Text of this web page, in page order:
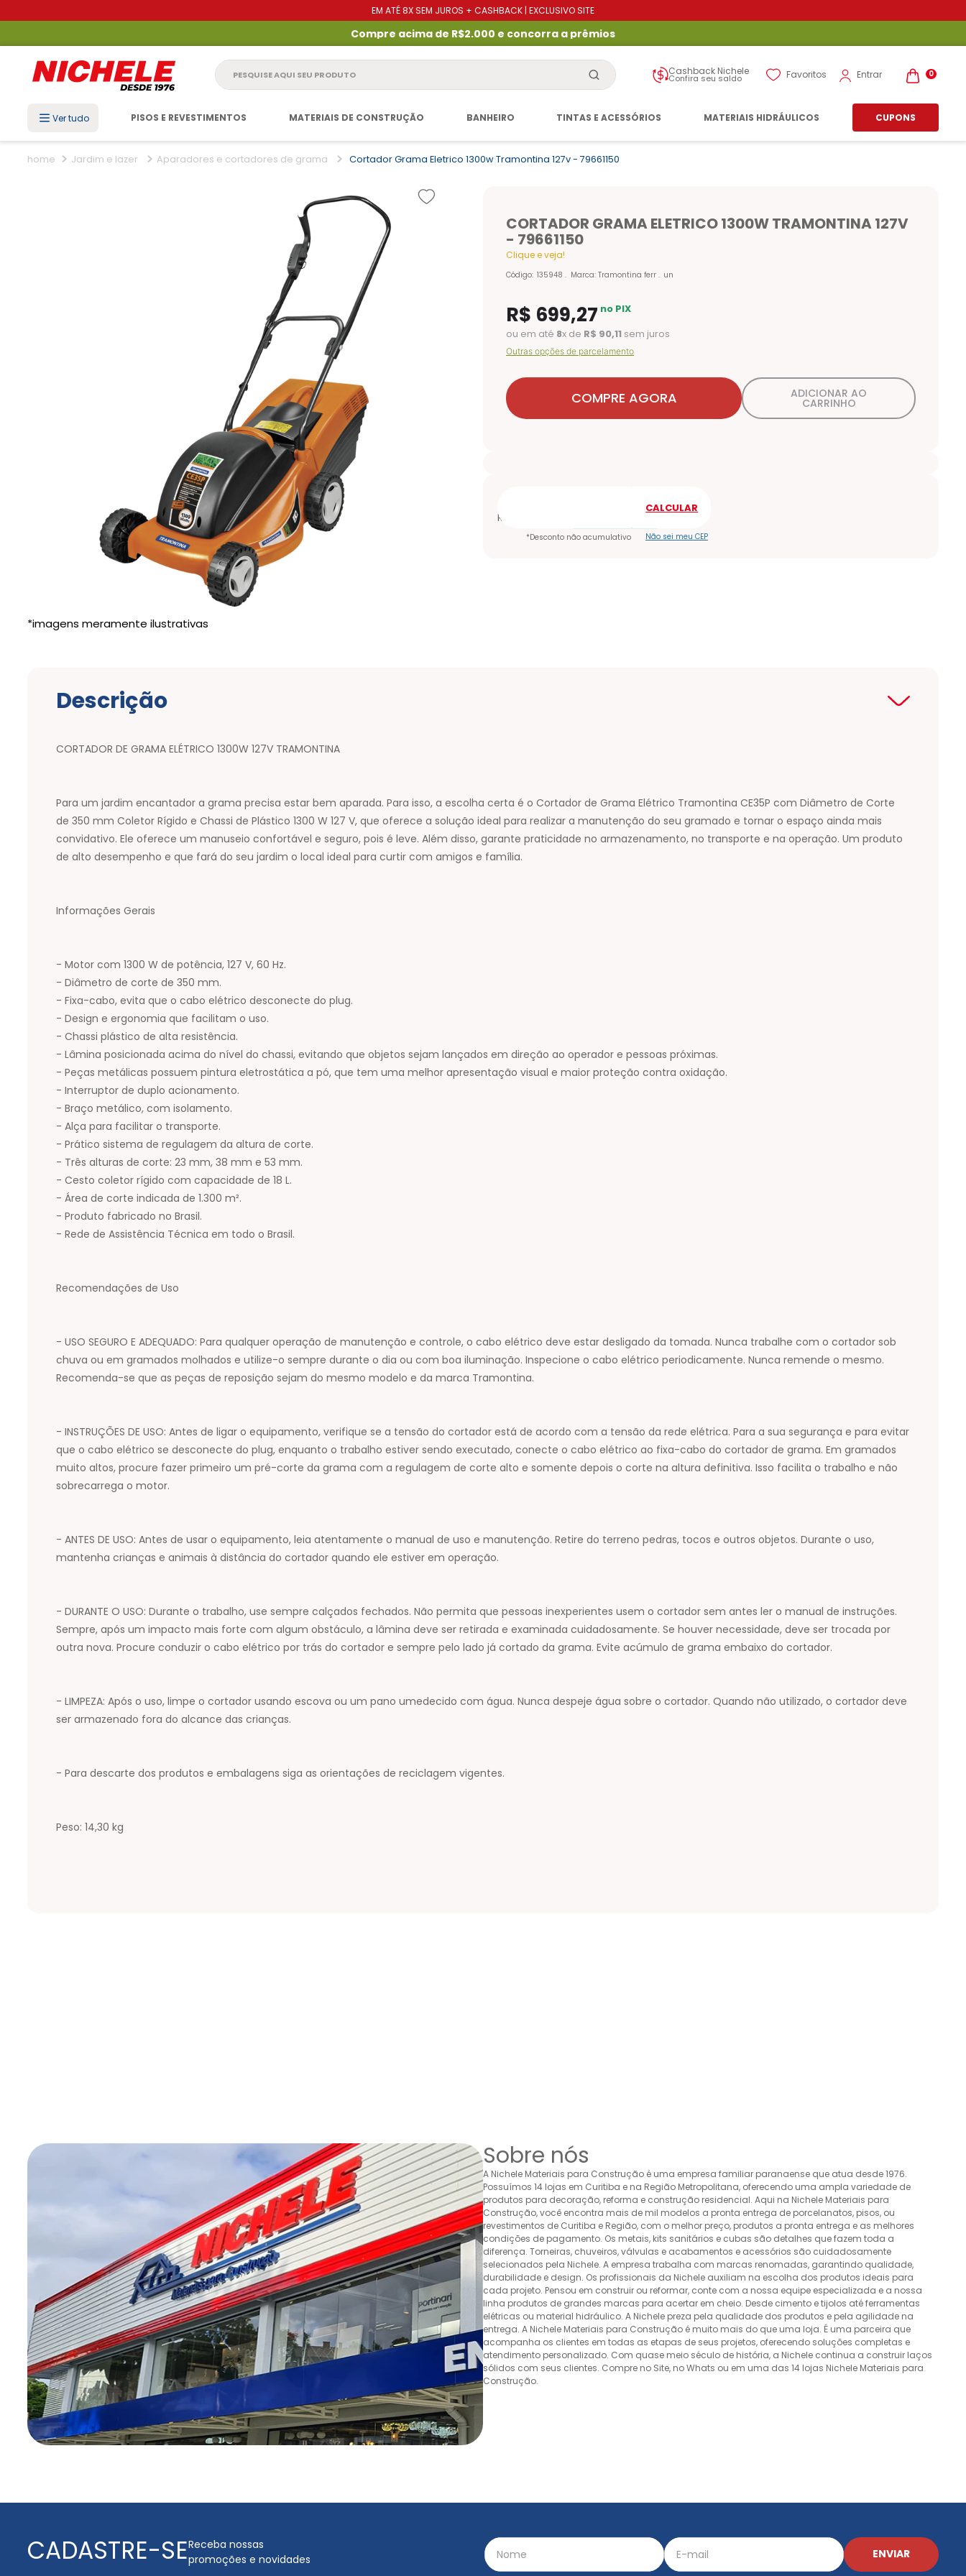
EM ATÉ 8X SEM JUROS + CASHBACK | EXCLUSIVO SITE
Compre acima de R$2.000 e concorra a prêmios
Pesquise aqui seu produto Cashback Nichele
Confira seu saldo Favoritos Entrar 0
Ver tudo PISOS E REVESTIMENTOS MATERIAIS DE CONSTRUÇÃO BANHEIRO TINTAS E ACESSÓRIOS MATERIAIS HIDRÁULICOS CUPONS
Jardim e lazer Aparadores e cortadores de grama Cortador Grama Eletrico 1300w Tramontina 127v - 79661150
CORTADOR GRAMA ELETRICO 1300W TRAMONTINA 127V
- 79661150
Clique e veja!
Código: 135948 Marca: Tramontina ferr un
R$ 699,27 no PIX
ou em até 8x de R$ 90,11 sem juros
Outras opções de parcelamento
COMPRE AGORA ADICIONAR AO
CARRINHO
Não sei meu CEP
Descrição
CORTADOR DE GRAMA ELÉTRICO 1300W 127V TRAMONTINA
Para um jardim encantador a grama precisa estar bem aparada. Para isso, a escolha certa é o Cortador de Grama Elétrico Tramontina CE35P com Diâmetro de Corte
de 350 mm Coletor Rígido e Chassi de Plástico 1300 W 127 V, que oferece a solução ideal para realizar a manutenção do seu gramado e tornar o espaço ainda mais
convidativo. Ele oferece um manuseio confortável e seguro, pois é leve. Além disso, garante praticidade no armazenamento, no transporte e na operação. Um produto
de alto desempenho e que fará do seu jardim o local ideal para curtir com amigos e família.
Informações Gerais
- Motor com 1300 W de potência, 127 V, 60 Hz.
- Diâmetro de corte de 350 mm.
- Fixa-cabo, evita que o cabo elétrico desconecte do plug.
- Design e ergonomia que facilitam o uso.
- Chassi plástico de alta resistência.
- Lâmina posicionada acima do nível do chassi, evitando que objetos sejam lançados em direção ao operador e pessoas próximas.
- Peças metálicas possuem pintura eletrostática a pó, que tem uma melhor apresentação visual e maior proteção contra oxidação.
- Interruptor de duplo acionamento.
- Braço metálico, com isolamento.
- Alça para facilitar o transporte.
- Prático sistema de regulagem da altura de corte.
- Três alturas de corte: 23 mm, 38 mm e 53 mm.
- Cesto coletor rígido com capacidade de 18 L.
- Área de corte indicada de 1.300 m².
- Produto fabricado no Brasil.
- Rede de Assistência Técnica em todo o Brasil.
Recomendações de Uso
- USO SEGURO E ADEQUADO: Para qualquer operação de manutenção e controle, o cabo elétrico deve estar desligado da tomada. Nunca trabalhe com o cortador sob
chuva ou em gramados molhados e utilize-o sempre durante o dia ou com boa iluminação. Inspecione o cabo elétrico periodicamente. Nunca remende o mesmo.
Recomenda-se que as peças de reposição sejam do mesmo modelo e da marca Tramontina.
- INSTRUÇÕES DE USO: Antes de ligar o equipamento, verifique se a tensão do cortador está de acordo com a tensão da rede elétrica. Para a sua segurança e para evitar
que o cabo elétrico se desconecte do plug, enquanto o trabalho estiver sendo executado, conecte o cabo elétrico ao fixa-cabo do cortador de grama. Em gramados
muito altos, procure fazer primeiro um pré-corte da grama com a regulagem de corte alto e somente depois o corte na altura definitiva. Isso facilita o trabalho e não
sobrecarrega o motor.
- ANTES DE USO: Antes de usar o equipamento, leia atentamente o manual de uso e manutenção. Retire do terreno pedras, tocos e outros objetos. Durante o uso,
mantenha crianças e animais à distância do cortador quando ele estiver em operação.
- DURANTE O USO: Durante o trabalho, use sempre calçados fechados. Não permita que pessoas inexperientes usem o cortador sem antes ler o manual de instruções.
Sempre, após um impacto mais forte com algum obstáculo, a lâmina deve ser retirada e examinada cuidadosamente. Se houver necessidade, deve ser trocada por
outra nova. Procure conduzir o cabo elétrico por trás do cortador e sempre pelo lado já cortado da grama. Evite acúmulo de grama embaixo do cortador.
- LIMPEZA: Após o uso, limpe o cortador usando escova ou um pano umedecido com água. Nunca despeje água sobre o cortador. Quando não utilizado, o cortador deve
ser armazenado fora do alcance das crianças.
- Para descarte dos produtos e embalagens siga as orientações de reciclagem vigentes.
Peso: 14,30 kg
Sobre nós
A Nichele Materiais para Construção é uma empresa familiar paranaense que atua desde 1976.
Possuímos 14 lojas em Curitiba e na Região Metropolitana, oferecendo uma ampla variedade de
produtos para decoração, reforma e construção residencial. Aqui na Nichele Materiais para
Construção, você encontra mais de mil modelos a pronta entrega de porcelanatos, pisos, ou
revestimentos de Curitiba e Região, com o melhor preço, produtos a pronta entrega e as melhores
condições de pagamento. Os metais, kits sanitários e cubas são detalhes que fazem toda a
diferença. Torneiras, chuveiros, válvulas e acabamentos e acessórios são cuidadosamente
selecionados pela Nichele. A empresa trabalha com marcas renomadas, garantindo qualidade,
durabilidade e design. Os profissionais da Nichele auxiliam na escolha dos produtos ideais para
cada projeto. Pensou em construir ou reformar, conte com a nossa equipe especializada e a nossa
linha produtos de grandes marcas para acertar em cheio. Desde cimento e tijolos até ferramentas
elétricas ou material hidráulico. A Nichele preza pela qualidade dos produtos e pela agilidade na
entrega. A Nichele Materiais para Construção é muito mais do que uma loja. É uma parceira que
acompanha os clientes em todas as etapas de seus projetos, oferecendo soluções completas e
atendimento personalizado. Com quase meio século de história, a Nichele continua a construir laços
sólidos com seus clientes. Compre no Site, no Whats ou em uma das 14 lojas Nichele Materiais para
Construção.
CADASTRE-SEReceba nossas
promoções e novidades
ENVIAR